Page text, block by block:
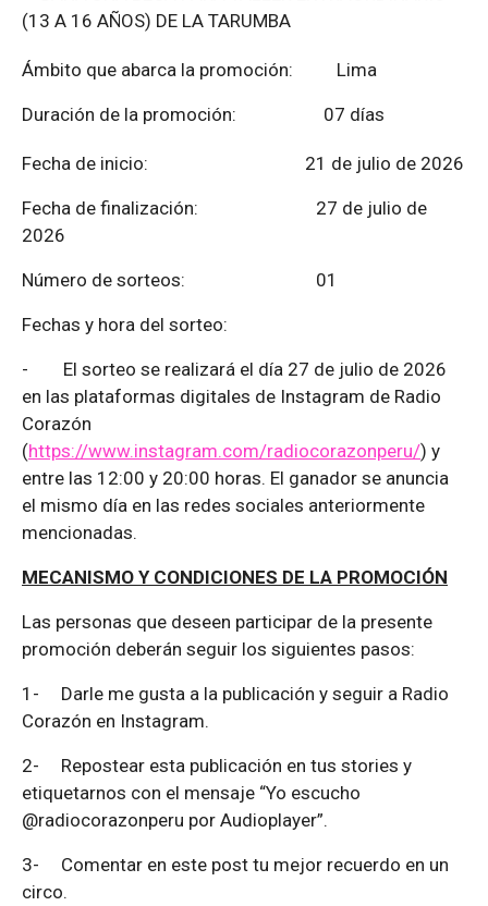
(13 A 16 AÑOS) DE LA TARUMBA
Ámbito que abarca la promoción: Lima
Duración de la promoción: 07 días
Fecha de inicio: 21 de julio de 2026
Fecha de finalización:
27 de julio de
2026
Número de sorteos: 01
Fechas y hora del sorteo:
- El sorteo se realizará el día 27 de julio de 2026
en las plataformas digitales de Instagram de Radio
Corazón
(https://www.instagram.com/radiocorazonperu/) y
entre las 12:00 y 20:00 horas. El ganador se anuncia
el mismo día en las redes sociales anteriormente
mencionadas.
MECANISMO Y CONDICIONES DE LA PROMOCIÓN
Las personas que deseen participar de la presente
promoción deberán seguir los siguientes pasos:
1- Darle me gusta a la publicación y seguir a Radio
Corazón en Instagram.
2- Repostear esta publicación en tus stories y
etiquetarnos con el mensaje “Yo escucho
@radiocorazonperu por Audioplayer”.
3- Comentar en este post tu mejor recuerdo en un
circo.